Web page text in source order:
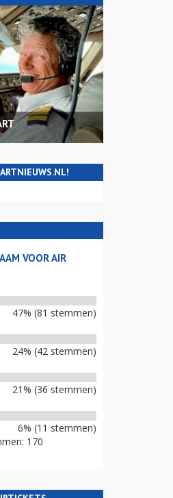
VOOR AIR
47% (81 stemmen)
24% (42 stemmen)
21% (36 stemmen)
6% (11 stemmen)
170